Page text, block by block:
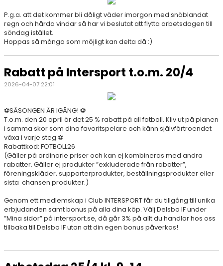
P.g.a. att det kommer bli dåligt väder imorgon med snöblandat
regn och hårda vindar så har vi beslutat att flytta arbetsdagen till
söndag istället.
Hoppas så många som möjligt kan delta då :)
Rabatt på Intersport t.o.m. 20/4
2026-04-07 22:01
⚽SÄSONGEN ÄR IGÅNG! ⚽
T.o.m. den 20 april är det 25 % rabatt på all fotboll. Kliv ut på planen
i samma skor som dina favoritspelare och känn självförtroendet
växa i varje steg ⚽
Rabattkod: FOTBOLL26
(Gäller på ordinarie priser och kan ej kombineras med andra
rabatter. Gäller ej produkter ”exkluderade från rabatter”,
föreningskläder, supporterprodukter, beställningsprodukter eller
sista chansen produkter.)
Genom ett medlemskap i Club INTERSPORT får du tillgång till unika
erbjudanden samt bonus på alla dina köp. Välj Delsbo IF under
”Mina sidor” på intersport.se, då går 3% på allt du handlar hos oss
tillbaka till Delsbo IF utan att din egen bonus påverkas!